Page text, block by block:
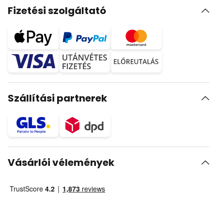
Fizetési szolgáltató
Szállítási partnerek
Vásárlói vélemények